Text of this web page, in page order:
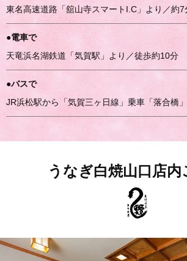
東名高速道路「舘山寺スマートI.C」より／約7
●電車で
天竜浜名湖鉄道「気賀駅」より／徒歩約10分
●バスで
JR浜松駅から「気賀三ヶ日線」乗車「落合橋
うなぎ白焼山口店内